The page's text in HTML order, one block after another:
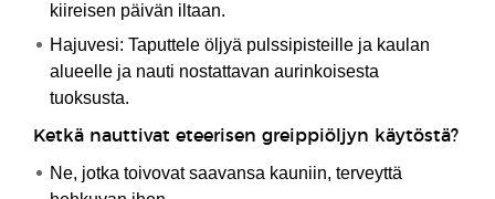
kiireisen päivän iltaan.
Hajuvesi: Taputtele öljyä pulssipisteille ja kaulan
alueelle ja nauti nostattavan aurinkoisesta
tuoksusta.
Ketkä nauttivat eteerisen greippiöljyn käytöstä?
Ne, jotka toivovat saavansa kauniin, terveyttä